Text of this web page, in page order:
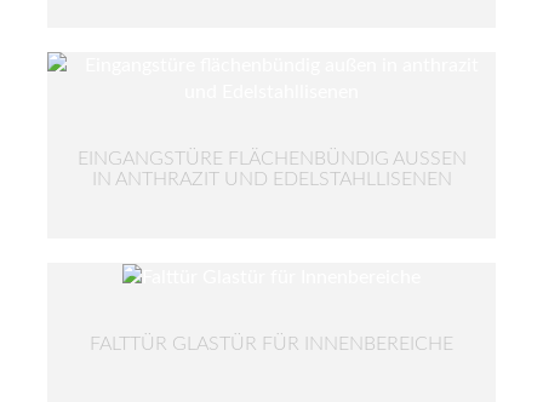
EINGANGSTÜRE FLÄCHENBÜNDIG AUSSEN I
N ANTHRAZIT UND EDELSTAHLLISENEN
FALTTÜR GLASTÜR FÜR INNENBEREICHE